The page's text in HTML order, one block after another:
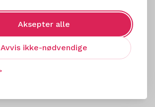
Aksepter alle
Avvis ikke-nødvendige